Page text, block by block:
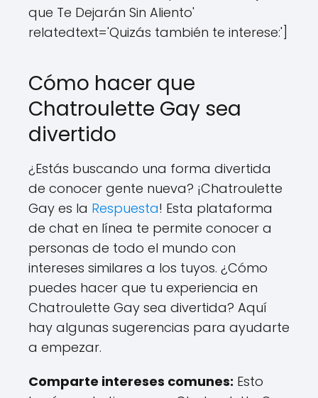
que Te Dejarán Sin Aliento'
relatedtext='Quizás también te interese:']
Cómo hacer que
Chatroulette Gay sea
divertido
¿Estás buscando una forma divertida
de conocer gente nueva? ¡Chatroulette
Gay es la Respuesta! Esta plataforma
de chat en línea te permite conocer a
personas de todo el mundo con
intereses similares a los tuyos. ¿Cómo
puedes hacer que tu experiencia en
Chatroulette Gay sea divertida? Aquí
hay algunas sugerencias para ayudarte
a empezar.
Comparte intereses comunes: Esto